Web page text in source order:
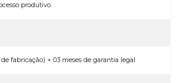
produtivo
fabricação) + 03 meses de garantia legal